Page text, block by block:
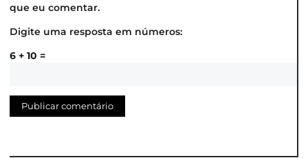
que eu comentar.
Digite uma resposta em números:
6 + 10 =